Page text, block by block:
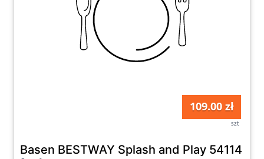
109.00 zł
szt
Basen BESTWAY Splash and Play 54114